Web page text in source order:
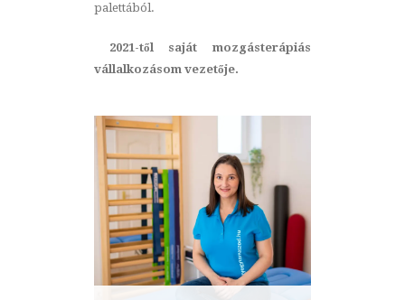
palettából.
2021-től saját mozgásterápiás
vállalkozásom vezetője.